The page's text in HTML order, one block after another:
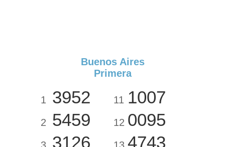
Buenos Aires
Primera
1 3952
2 5459
3126
11 1007
12 0095
4743